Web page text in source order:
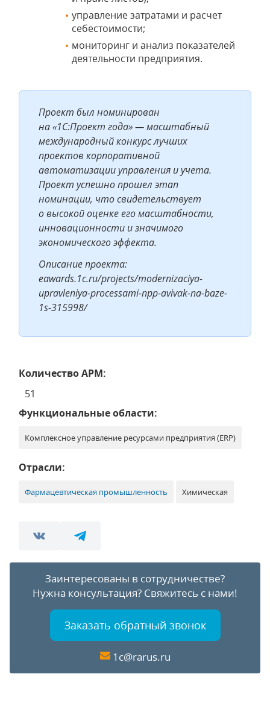
управление затратами и расчет
себестоимости;
мониторинг и анализ показателей
деятельности предприятия.
Проект был номинирован
на «1С:Проект года» — масштабный
международный конкурс лучших
проектов корпоративной
автоматизации управления и учета.
Проект успешно прошел этап
номинации, что свидетельствует
о высокой оценке его масштабности,
инновационности и значимого
экономического эффекта.
Описание проекта:
eawards.1c.ru/projects/modernizaciya-
upravleniya-processami-npp-avivak-na-baze-
1s-315998/
Количество АРМ:
51
Функциональные области:
Комплексное управление ресурсами предприятия (ERP)
Отрасли:
Фармацевтическая промышленность Химическая
Заинтересованы в сотрудничестве?
Нужна консультация? Свяжитесь с нами!
Заказать обратный звонок
1c@rarus.ru